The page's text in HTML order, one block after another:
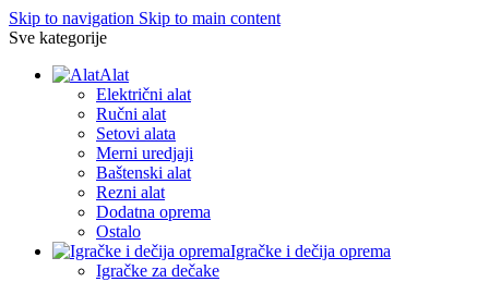
Skip to navigation Skip to main content
Sve kategorije
Alat
Električni alat
Ručni alat
Setovi alata
Merni uredjaji
Baštenski alat
Rezni alat
Dodatna oprema
Ostalo
Igračke i dečija oprema
Igračke za dečake